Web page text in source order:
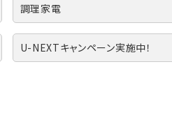
調理家電
U-NEXTキャンペーン実施中！